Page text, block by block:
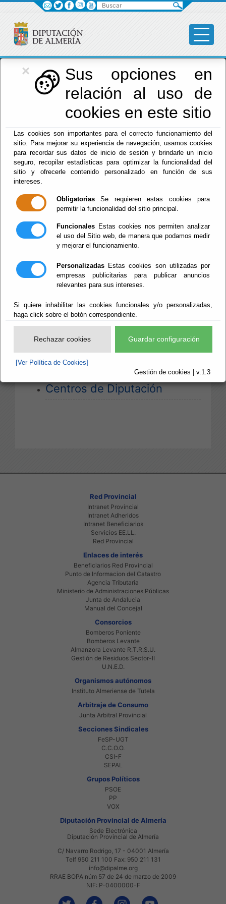
×
Sus opciones en
relación al uso de
cookies en este sitio
Las cookies son importantes para el correcto funcionamiento del
sitio. Para mejorar su experiencia de navegación, usamos cookies
para recordar sus datos de inicio de sesión y brindarle un inicio
seguro, recopilar estadísticas para optimizar la funcionalidad del
sitio y ofrecerle contenido personalizado en función de sus
intereses.
Obligatorias Se requieren estas cookies para
permitir la funcionalidad del sitio principal.
Funcionales Estas cookies nos permiten analizar
el uso del Sitio web, de manera que podamos medir
y mejorar el funcionamiento.
Personalizadas Estas cookies son utilizadas por
empresas publicitarias para publicar anuncios
relevantes para sus intereses.
Si quiere inhabilitar las cookies funcionales y/o personalizadas,
haga click sobre el botón correspondiente.
Rechazar cookies Guardar configuración
[Ver Política de Cookies]
Gestión de cookies | v.1.3
Diputación
Menú Diputación
Almería
Organigrama de la
Diputación de
Almería
Información de Organigrama y
Organización de la Diputación:
Organigrama
Estructura y Servicios
Centros de Diputación
Red Provincial
Intranet Provincial
Intranet Adheridos
Intranet Beneficiarios
Servicios EE.LL.
Red Provincial
Enlaces de interés
Beneficiarios Red Provincial
Punto de Informacion del Catastro
Agencia Tributaria
Ministerio de Administraciones Públicas
Junta de Andalucia
Manual del Concejal
Consorcios
Bomberos Poniente
Bomberos Levante
Almanzora Levante R.T.R.S.U.
Gestión de Residuos Sector-II
U.N.E.D.
Organismos autónomos
Instituto Almeriense de Tutela
Arbitraje de Consumo
Junta Arbitral Provincial
Secciones Sindicales
FeSP-UGT
C.C.O.O.
CSI-F
SEPAL
Grupos Políticos
PSOE
PP
VOX
Diputación Provincial de Almería
Sede Electrónica
Diputación Provincial de Almería
C/ Navarro Rodrigo, 17 - 04001 Almería
Telf 950 211 100 Fax: 950 211 131
info@dipalme.org
RRAE BOPA núm 57 de 24 de marzo de 2009
NIF: P-0400000-F
Buscar